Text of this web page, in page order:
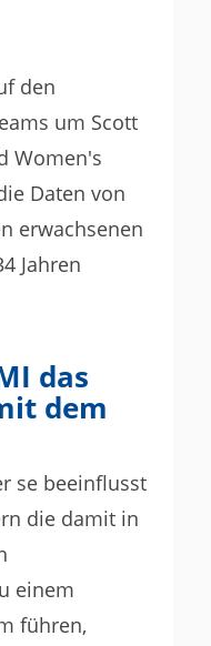
den
um Scott
Women's
Daten von
erwachsenen
Jahren
das
dem
se beeinflusst
die damit in
einem
führen,